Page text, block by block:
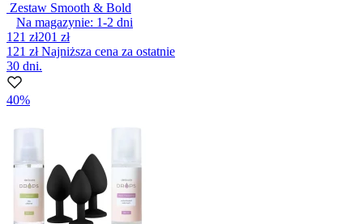
Zestaw Smooth & Bold
Na magazynie: 1-2 dni
121 zł201 zł
121 złNajniższa cena za ostatnie
30 dni.
40%